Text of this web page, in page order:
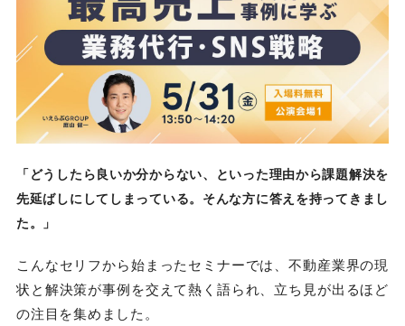
「どうしたら良いか分からない、といった理由から課題解決を
先延ばしにしてしまっている。そんな方に答えを持ってきまし
た。」
こんなセリフから始まったセミナーでは、不動産業界の現
状と解決策が事例を交えて熱く語られ、立ち見が出るほど
の注目を集めました。